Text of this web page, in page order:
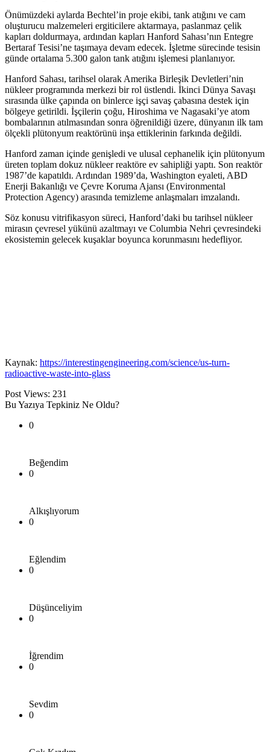
Önümüzdeki aylarda Bechtel’in proje ekibi, tank atığını ve cam
oluşturucu malzemeleri ergiticilere aktarmaya, paslanmaz çelik
kapları doldurmaya, ardından kapları Hanford Sahası’nın Entegre
Bertaraf Tesisi’ne taşımaya devam edecek. İşletme sürecinde tesisin
günde ortalama 5.300 galon tank atığını işlemesi planlanıyor.
Hanford Sahası, tarihsel olarak Amerika Birleşik Devletleri’nin
nükleer programında merkezi bir rol üstlendi. İkinci Dünya Savaşı
sırasında ülke çapında on binlerce işçi savaş çabasına destek için
bölgeye getirildi. İşçilerin çoğu, Hiroshima ve Nagasaki’ye atom
bombalarının atılmasından sonra öğrenildiği üzere, dünyanın ilk tam
ölçekli plütonyum reaktörünü inşa ettiklerinin farkında değildi.
Hanford zaman içinde genişledi ve ulusal cephanelik için plütonyum
üreten toplam dokuz nükleer reaktöre ev sahipliği yaptı. Son reaktör
1987’de kapatıldı. Ardından 1989’da, Washington eyaleti, ABD
Enerji Bakanlığı ve Çevre Koruma Ajansı (Environmental
Protection Agency) arasında temizleme anlaşmaları imzalandı.
Söz konusu vitrifikasyon süreci, Hanford’daki bu tarihsel nükleer
mirasın çevresel yükünü azaltmayı ve Columbia Nehri çevresindeki
ekosistemin gelecek kuşaklar boyunca korunmasını hedefliyor.
Kaynak: https://interestingengineering.com/science/us-turn-
radioactive-waste-into-glass
Post Views: 231
Bu Yazıya Tepkiniz Ne Oldu?
0
Beğendim
0
Alkışlıyorum
0
Eğlendim
0
Düşünceliyim
0
İğrendim
0
Sevdim
0